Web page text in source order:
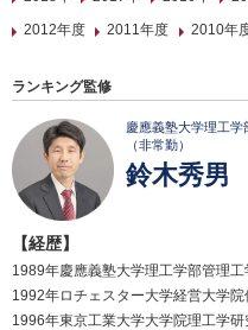
2012年度
2011年度 2010年
ランキング監修
慶應義塾大学理工
（非常勤）
鈴木秀男
【経歴】
1989年慶應義塾大学理工学部管理工
1992年ロチェスター大学経営大学院
1996年東京工業大学大学院理工学